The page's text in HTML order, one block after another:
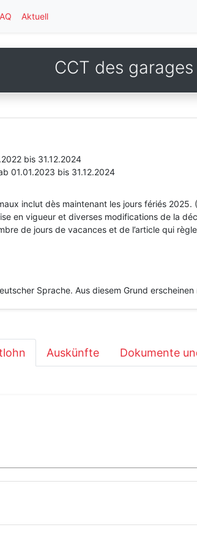
Aktuell
CCT des
bis 31.12.2024
01.01.2023 bis 31.12.2024
inclut dès maintenant les jours fériés
en vigueur et diverses modifications de la
de jours de vacances et de l’article qui
Sprache. Aus diesem Grund
Auskünfte Dokumente